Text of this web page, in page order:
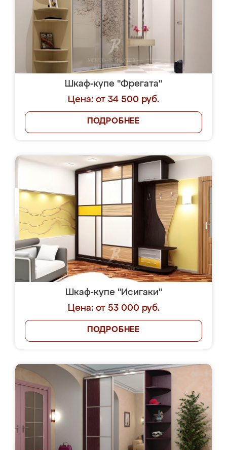
Шкаф-купе "Фрегата"
Цена: от 34 500 руб.
ПОДРОБНЕЕ
Шкаф-купе "Исигаки"
Цена: от 53 000 руб.
ПОДРОБНЕЕ